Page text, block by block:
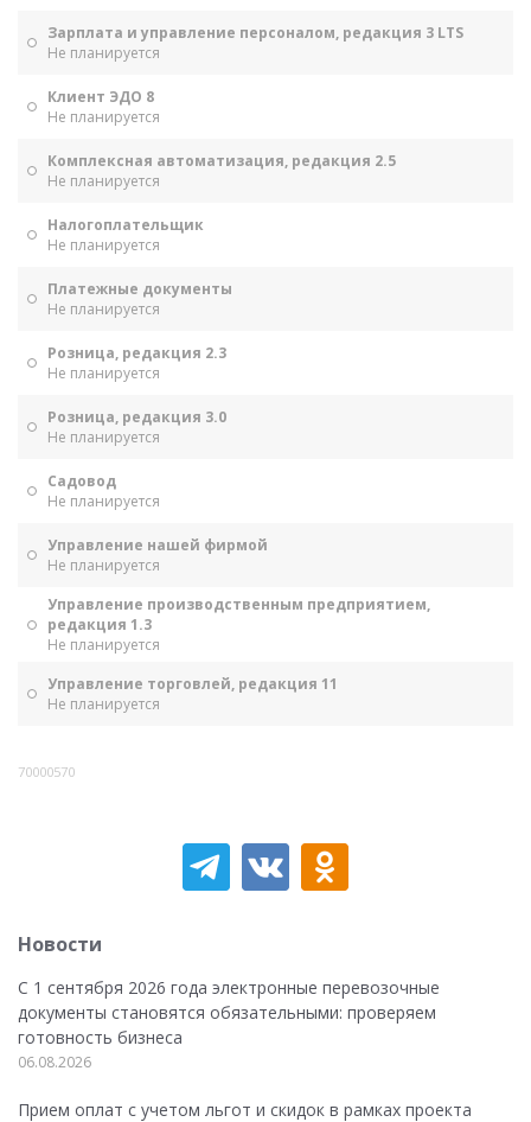
Зарплата и управление персоналом, редакция 3 LTS
Не планируется
Клиент ЭДО 8
Не планируется
Комплексная автоматизация, редакция 2.5
Не планируется
Налогоплательщик
Не планируется
Платежные документы
Не планируется
Розница, редакция 2.3
Не планируется
Розница, редакция 3.0
Не планируется
Садовод
Не планируется
Управление нашей фирмой
Не планируется
Управление производственным предприятием,
редакция 1.3
Не планируется
Управление торговлей, редакция 11
Не планируется
70000570
Новости
С 1 сентября 2026 года электронные перевозочные
документы становятся обязательными: проверяем
готовность бизнеса
06.08.2026
Прием оплат с учетом льгот и скидок в рамках проекта